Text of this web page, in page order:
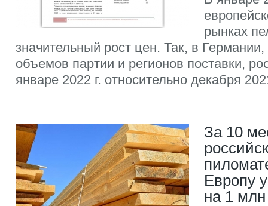
рынках
значительный рост цен. Так, в
объемов партии и регионов поставки,
январе 2022 г. относительно декабря
За 10
Европу
на 1